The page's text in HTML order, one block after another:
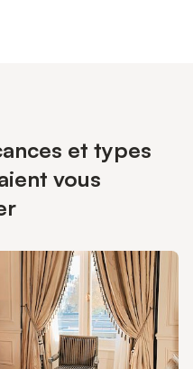
et types
vous